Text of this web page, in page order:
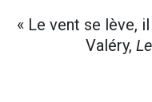
« Le vent se lève,
Valéry,